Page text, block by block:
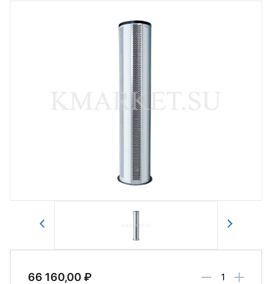
66 160,00 ₽
Комментарий
Вероятно ранее вы уже совершали
покупки на нашем сайте и ваш аккаунт
был создан автоматически.
Для оформления заказа необходимо
войти в личный кабинет.
Авторизоваться